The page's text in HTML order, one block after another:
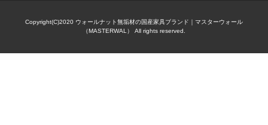
Copyright(C)2020 ウォールナット無垢材の国産家具ブランド｜マスターウォール
（MASTERWAL） All rights reserved.